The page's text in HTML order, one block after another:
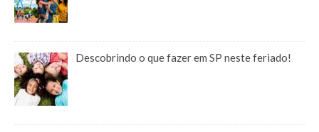
Descobrindo o que fazer em SP neste feriado!